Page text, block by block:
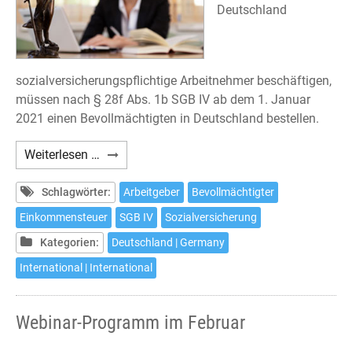
Deutschland
sozialversicherungspflichtige Arbeitnehmer beschäftigen,
müssen nach § 28f Abs. 1b SGB IV ab dem 1. Januar
2021 einen Bevollmächtigten in Deutschland bestellen.
Weiterlesen … Deutsche
Sozialversicherung:
Bevollmächtigter
in
Deutschland
Schlagwörter: Arbeitgeber
Bevollmächtigter
Einkommensteuer
SGB IV
Sozialversicherung
Kategorien:
Deutschland | Germany
International | International
Webinar-Programm im Februar